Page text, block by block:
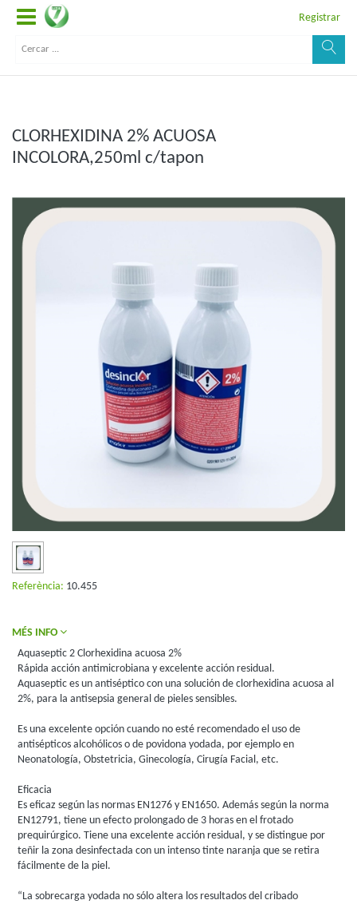
Registrar
CLORHEXIDINA 2% ACUOSA
INCOLORA,250ml c/tapon
Referència: 10.455
MÉS INFO
Aquaseptic 2 Clorhexidina acuosa 2%
Rápida acción antimicrobiana y excelente acción residual.
Aquaseptic es un antiséptico con una solución de clorhexidina acuosa al
2%, para la antisepsia general de pieles sensibles.
Es una excelente opción cuando no esté recomendado el uso de
antisépticos alcohólicos o de povidona yodada, por ejemplo en
Neonatología, Obstetricia, Ginecología, Cirugía Facial, etc.
Eficacia
Es eficaz según las normas EN1276 y EN1650. Además según la norma
EN12791, tiene un efecto prolongado de 3 horas en el frotado
prequirúrgico. Tiene una excelente acción residual, y se distingue por
teñir la zona desinfectada con un intenso tinte naranja que se retira
fácilmente de la piel.
“La sobrecarga yodada no sólo altera los resultados del cribado